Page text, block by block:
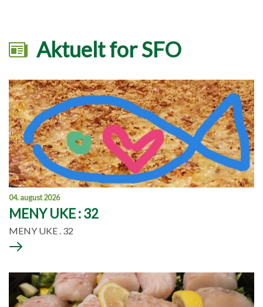
Aktuelt for SFO
04. august 2026
MENY UKE : 32
MENY UKE . 32